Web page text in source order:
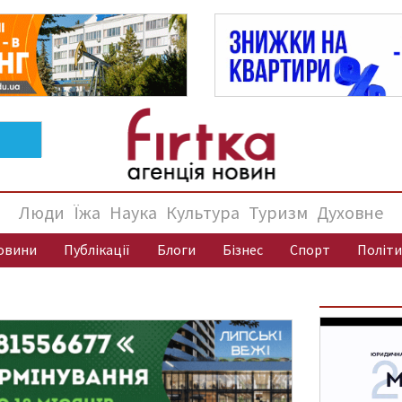
Люди Їжа Наука Культура Туризм Духовне
Публікації Блоги Бізнес Спорт